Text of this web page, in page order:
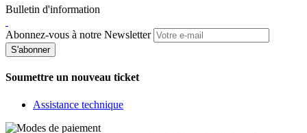
Bulletin d'information
Abonnez-vous à notre Newsletter
S'abonner
Soumettre un nouveau ticket
Assistance technique